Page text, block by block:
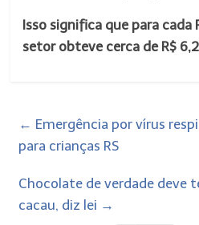
Isso significa que para cada
setor obteve cerca de R$
← Emergência por vírus
para crianças RS
Chocolate de verdade deve
cacau, diz lei →